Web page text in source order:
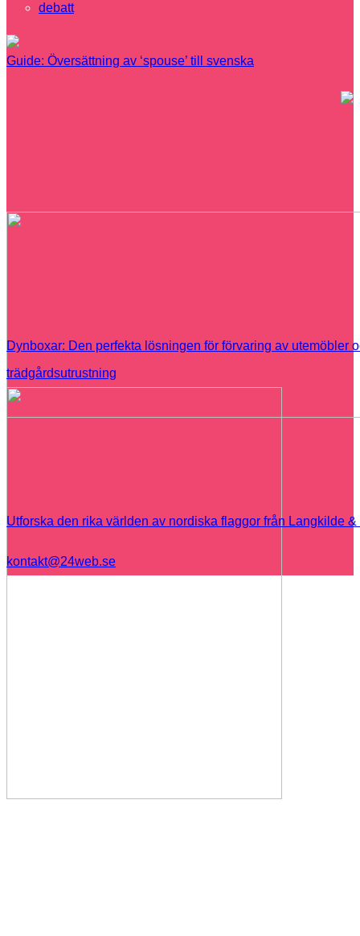
debatt
Guide: Översättning av ‘spouse’ till svenska
Dynboxar: Den perfekta lösningen för förvaring av utemöbler
trädgårdsutrustning
Utforska den rika världen av nordiska flaggor från Langkilde
kontakt@24web.se